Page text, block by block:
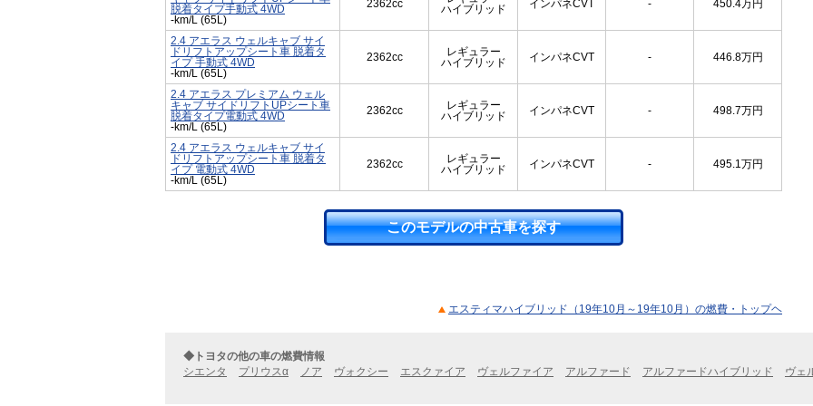
脱着タイプ手動式 4WD
-km/L (65L)
2362cc
ハイブリッド
インパネCVT - 450.4万円
2.4 アエラス ウェルキャブ サイ
ドリフトアップシート車 脱着タ
イプ 手動式 4WD
-km/L (65L)
2362cc
レギュラー
ハイブリッド
インパネCVT - 446.8万円
2.4 アエラス プレミアム ウェル
キャブ サイドリフトUPシート車
脱着タイプ電動式 4WD
-km/L (65L)
2362cc
レギュラー
ハイブリッド
インパネCVT - 498.7万円
2.4 アエラス ウェルキャブ サイ
ドリフトアップシート車 脱着タ
イプ 電動式 4WD
-km/L (65L)
2362cc
レギュラー
ハイブリッド
インパネCVT - 495.1万円
このモデルの中古車を探す
エスティマハイブリッド（19年10月～19年10月）の燃費・トップヘ
◆トヨタの他の車の燃費情報
シエンタ
プリウスα ノア ヴォクシー エスクァイア ヴェルファイア アルファード アルファードハイブリッド ヴェ